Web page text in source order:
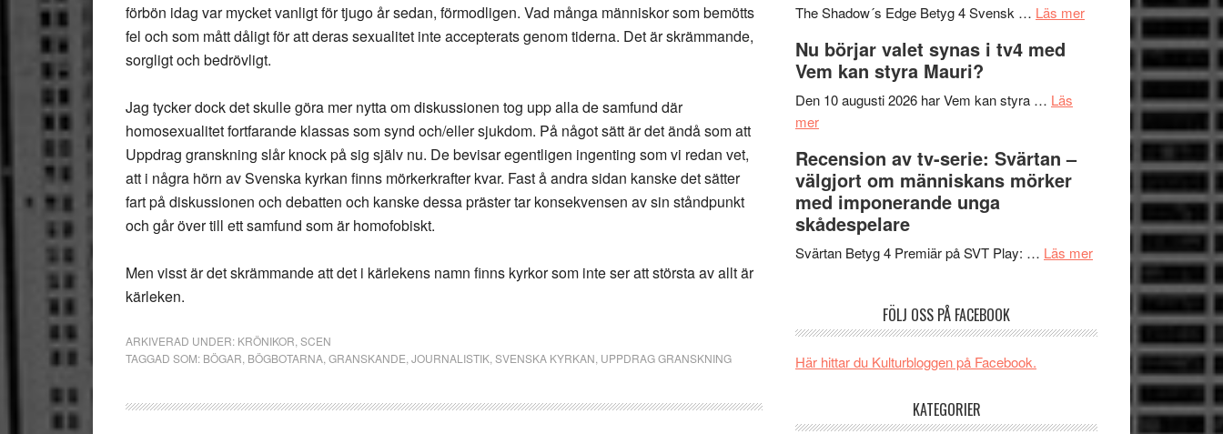
förbön idag var mycket vanligt för tjugo år sedan, förmodligen. Vad många människor som bemötts
fel och som mått dåligt för att deras sexualitet inte accepterats genom tiderna. Det är skrämmande,
sorgligt och bedrövligt.
Jag tycker dock det skulle göra mer nytta om diskussionen tog upp alla de samfund där
homosexualitet fortfarande klassas som synd och/eller sjukdom. På något sätt är det ändå som att
Uppdrag granskning slår knock på sig själv nu. De bevisar egentligen ingenting som vi redan vet,
att i några hörn av Svenska kyrkan finns mörkerkrafter kvar. Fast å andra sidan kanske det sätter
fart på diskussionen och debatten och kanske dessa präster tar konsekvensen av sin ståndpunkt
och går över till ett samfund som är homofobiskt.
Men visst är det skrämmande att det i kärlekens namn finns kyrkor som inte ser att största av allt är
kärleken.
ARKIVERAD UNDER: KRÖNIKOR SCEN
TAGGAD SOM: BÖGAR BÖGBOTARNA GRANSKANDE JOURNALISTIK SVENSKA KYRKAN UPPDRAG GRANSKNING
Scensommar
Artipelag
The Shadow´s Edge Betyg 4 Svensk … Läs merom
Filmrecension:
Shadow
spännande
en
storform
Nu börjar valet synas i tv4 med
Vem kan styra Mauri?
Den 10 augusti 2026 har Vem kan styra … Läs
merom
börjar
valet
synas
i
tv4
styra
Mauri?
Recension av tv-serie: Svärtan –
välgjort om människans mörker
med imponerande unga
skådespelare
Svärtan Betyg 4 Premiär på SVT Play: … Läs merom
serie:
Svärtan
välgjort
om
FÖLJ OSS PÅ FACEBOOK
Här hittar du Kulturbloggen på Facebook.
KATEGORIER